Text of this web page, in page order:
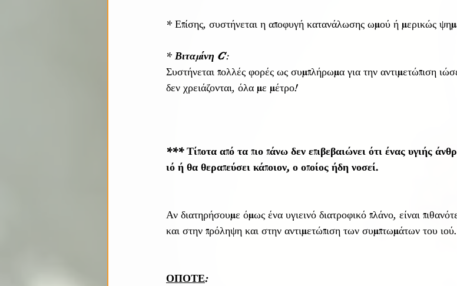
* Επίσης, συστήνεται η αποφυγή κατανάλωσης ωμού ή μερικώς
* Βιταμίνη C :
Συστήνεται πολλές φορές ως συμπλήρωμα για την αντιμετώπιση
δεν χρειάζονται, όλα με μέτρο!
*** Τίποτα από τα πιο πάνω δεν επιβεβαιώνει ότι ένας υγιής
ιό ή θα θεραπεύσει κάποιον, ο οποίος ήδη νοσεί.
Αν διατηρήσουμε όμως ένα υγιεινό διατροφικό πλάνο, είναι
και στην πρόληψη και στην αντιμετώπιση των συμπτωμάτων του ιού.
ΟΠΟΤΕ: